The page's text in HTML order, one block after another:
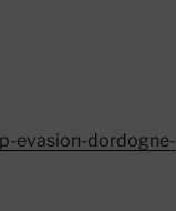
evasion-dordogne-